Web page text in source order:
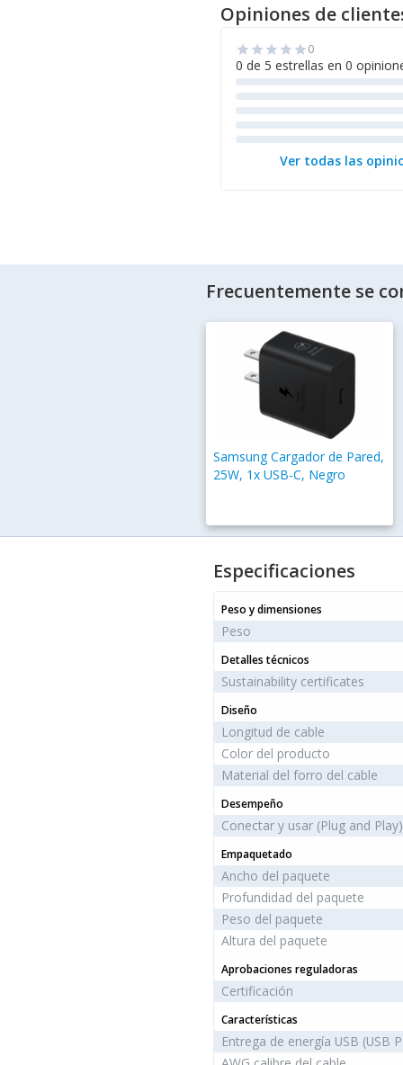
Opiniones de
star star star star star0
0 de 5 estrellas en 0
Ver todas las
Frecuentemente se
Samsung Cargador de Pared,
25W, 1x USB-C, Negro
Especificaciones
Peso y dimensiones
Peso
Detalles técnicos
Sustainability certificates
Diseño
Longitud de cable
Color del producto
Material del forro del cable
Desempeño
Conectar y usar (Plug and Play)
Empaquetado
Ancho del paquete
Profundidad del paquete
Peso del paquete
Altura del paquete
Aprobaciones reguladoras
Certificación
Características
Entrega de energía USB (USB